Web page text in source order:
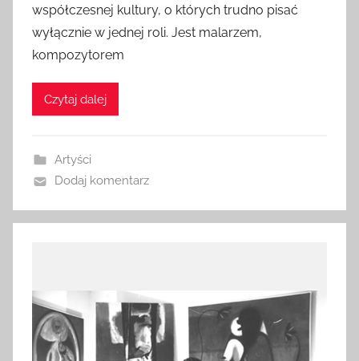
współczesnej kultury, o których trudno pisać
wyłącznie w jednej roli. Jest malarzem,
kompozytorem
Czytaj dalej
Artyści
Dodaj komentarz